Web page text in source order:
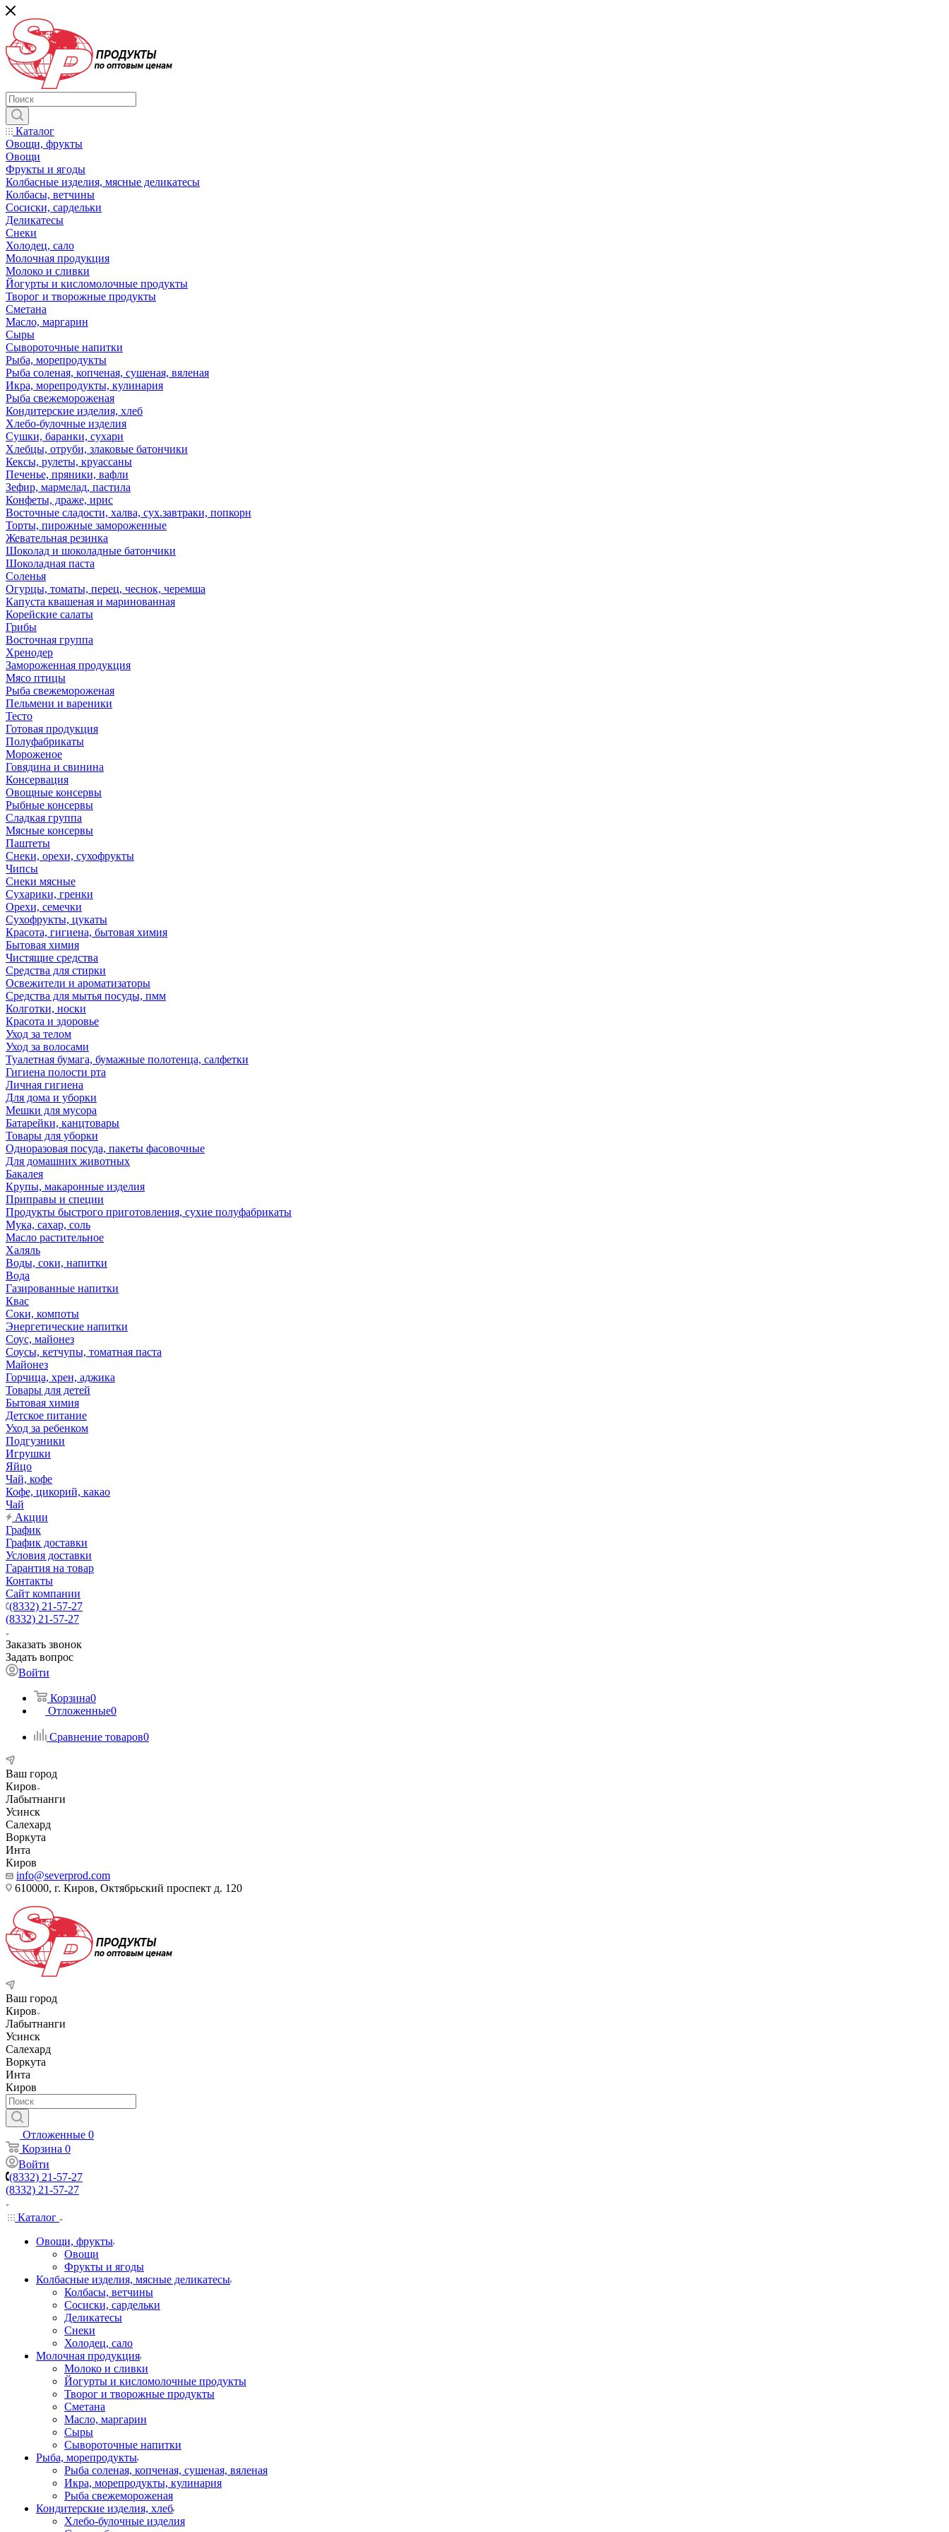
Каталог
Овощи, фрукты
Овощи
Фрукты и ягоды
Колбасные изделия, мясные деликатесы
Колбасы, ветчины
Сосиски, сардельки
Деликатесы
Снеки
Холодец, сало
Молочная продукция
Молоко и сливки
Йогурты и кисломолочные продукты
Творог и творожные продукты
Сметана
Масло, маргарин
Сыры
Сывороточные напитки
Рыба, морепродукты
Рыба соленая, копченая, сушеная, вяленая
Икра, морепродукты, кулинария
Рыба свежемороженая
Кондитерские изделия, хлеб
Хлебо-булочные изделия
Сушки, баранки, сухари
Хлебцы, отруби, злаковые батончики
Кексы, рулеты, круассаны
Печенье, пряники, вафли
Зефир, мармелад, пастила
Конфеты, драже, ирис
Восточные сладости, халва, сух.завтраки, попкорн
Торты, пирожные замороженные
Жевательная резинка
Шоколад и шоколадные батончики
Шоколадная паста
Соленья
Огурцы, томаты, перец, чеснок, черемша
Капуста квашеная и маринованная
Корейские салаты
Грибы
Восточная группа
Хренодер
Замороженная продукция
Мясо птицы
Рыба свежемороженая
Пельмени и вареники
Тесто
Готовая продукция
Полуфабрикаты
Мороженое
Говядина и свинина
Консервация
Овощные консервы
Рыбные консервы
Сладкая группа
Мясные консервы
Паштеты
Снеки, орехи, сухофрукты
Чипсы
Снеки мясные
Сухарики, гренки
Орехи, семечки
Сухофрукты, цукаты
Красота, гигиена, бытовая химия
Бытовая химия
Чистящие средства
Средства для стирки
Освежители и ароматизаторы
Средства для мытья посуды, пмм
Колготки, носки
Красота и здоровье
Уход за телом
Уход за волосами
Туалетная бумага, бумажные полотенца, салфетки
Гигиена полости рта
Личная гигиена
Для дома и уборки
Мешки для мусора
Батарейки, канцтовары
Товары для уборки
Одноразовая посуда, пакеты фасовочные
Для домашних животных
Бакалея
Крупы, макаронные изделия
Приправы и специи
Продукты быстрого приготовления, сухие полуфабрикаты
Мука, сахар, соль
Масло растительное
Халяль
Воды, соки, напитки
Вода
Газированные напитки
Квас
Соки, компоты
Энергетические напитки
Соус, майонез
Соусы, кетчупы, томатная паста
Майонез
Горчица, хрен, аджика
Товары для детей
Бытовая химия
Детское питание
Уход за ребенком
Подгузники
Игрушки
Яйцо
Чай, кофе
Кофе, цикорий, какао
Чай
Акции
График
График доставки
Условия доставки
Гарантия на товар
Контакты
Сайт компании
(8332) 21-57-27
(8332) 21-57-27
Заказать звонок
Задать вопрос
Войти
Корзина0
Отложенные0
Сравнение товаров0
Ваш город
Киров
Лабытнанги
Усинск
Салехард
Воркута
Инта
Киров
info@severprod.com
610000, г. Киров, Октябрьский проспект д. 120
Ваш город
Киров
Лабытнанги
Усинск
Салехард
Воркута
Инта
Киров
Отложенные 0
Корзина 0
Войти
(8332) 21-57-27
(8332) 21-57-27
Каталог
Овощи, фрукты
Овощи
Фрукты и ягоды
Колбасные изделия, мясные деликатесы
Колбасы, ветчины
Сосиски, сардельки
Деликатесы
Снеки
Холодец, сало
Молочная продукция
Молоко и сливки
Йогурты и кисломолочные продукты
Творог и творожные продукты
Сметана
Масло, маргарин
Сыры
Сывороточные напитки
Рыба, морепродукты
Рыба соленая, копченая, сушеная, вяленая
Икра, морепродукты, кулинария
Рыба свежемороженая
Кондитерские изделия, хлеб
Хлебо-булочные изделия